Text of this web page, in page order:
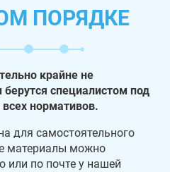
ПОРЯДКЕ
крайне не
специалистом под
нормативов.
для самостоятельного
материалы можно
или по почте у нашей